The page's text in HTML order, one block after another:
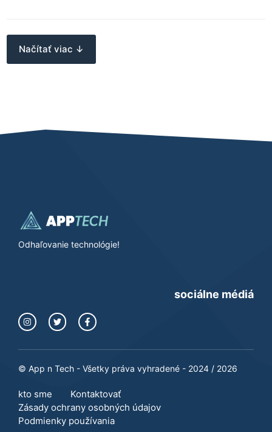
Načítať viac ↓
Odhaľovanie technológie!
sociálne médiá
© App n Tech - Všetky práva vyhradené - 2024 / 2026
kto sme
Kontaktovať
Zásady ochrany osobných údajov
Podmienky používania